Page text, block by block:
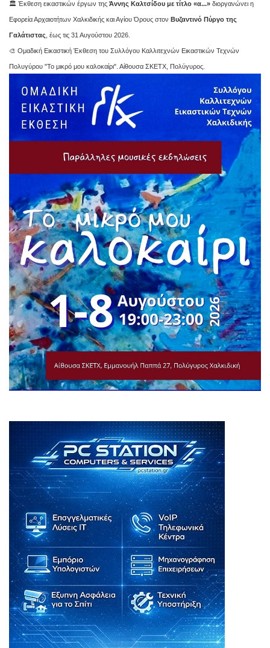
🏛️ Έκθεση εικαστικών έργων της Άννης Καλτσίδου με τίτλο «α...» διοργανώνει η
Εφορεία Αρχαιοτήτων Χαλκιδικής και Αγίου Όρους στον Βυζαντινό Πύργο της
Γαλάτιστας , έως τις 31 Αυγούστου 2026.
🎨 Ομαδική Εικαστική Έκθεση του Συλλόγου Καλλιτεχνών Εικαστικών Τεχνών
Πολυγύρου "Το μικρό μου καλοκαίρι". Αίθουσα ΣΚΕΤΧ, Πολύγυρος.